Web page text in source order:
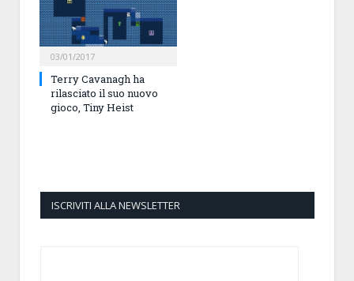
03/01/2017
Terry Cavanagh ha
rilasciato il suo nuovo
gioco, Tiny Heist
ISCRIVITI ALLA NEWSLETTER